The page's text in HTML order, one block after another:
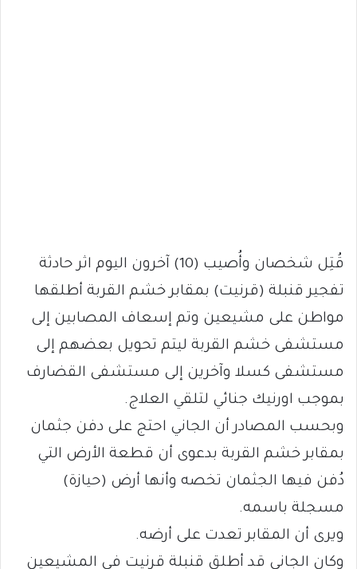
قُتِل شخصان وأُصيب (10) آخرون اليوم اثر حادثة
تفجير قنبلة (قرنيت) بمقابر خشم القربة أطلقها
مواطن على مشيعين وتم إسعاف المصابين إلى
مستشفى خشم القربة ليتم تحويل بعضهم إلى
مستشفى كسلا وآخرين إلى مستشفى القضارف
بموجب اورنيك جنائي لتلقي العلاج.
وبحسب المصادر أن الجاني احتج على دفن جثمان
بمقابر خشم القربة بدعوى أن قطعة الأرض التي
دُفن فيها الجثمان تخصه وأنها أرض (حيازة)
مسجلة باسمه.
ويرى أن المقابر تعدت على أرضه.
وكان الجاني قد أطلق قنبلة قرنيت في المشيعين